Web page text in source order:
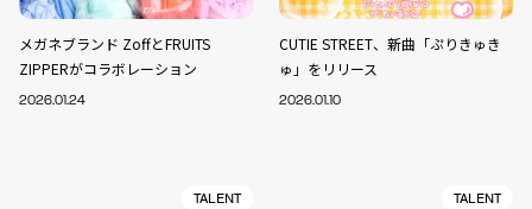
メガネブランド ZoffとFRUITS
ZIPPERがコラボレーション
2026.01.24
CUTIE STREET、新曲「ぷりきゅき
ゅ」をリリース
2026.01.10
TALENT TALENT